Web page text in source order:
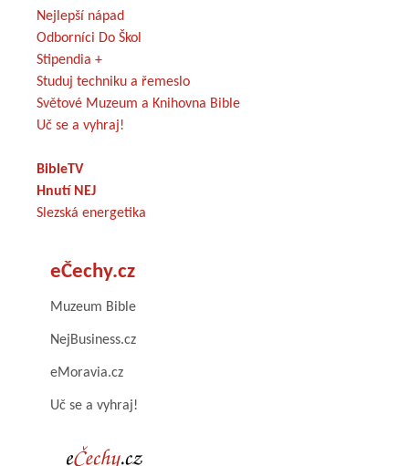
Nejlepší nápad
Odborníci Do Škol
Stipendia +
Studuj techniku a řemeslo
Světové Muzeum a Knihovna Bible
Uč se a vyhraj!
BibleTV
Hnutí NEJ
Slezská energetika
eČechy.cz
Muzeum Bible
NejBusiness.cz
eMoravia.cz
Uč se a vyhraj!